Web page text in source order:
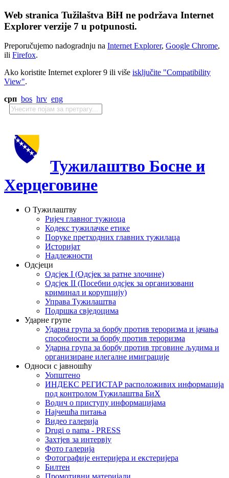
Web stranica Tužilaštva BiH ne podržava Internet
Explorer verzije 7 u potpunosti.
Preporučujemo nadogradnju na Internet Explorer, Google Chrome,
ili Firefox.
Ako koristite Internet explorer 9 ili više isključite "Compatibility
View".
срп bos hrv eng
Тужилаштво Босне и
Херцеговине
О Тужилаштву
Ријеч главног тужиоца
Кодекс тужилачке етике
Поруке претходних главних тужилаца
Историјат
Надлежности
Одсјеци
Одсјек I (Одсјек за ратне злочине)
Одсјек II (Посебни одсјек за организовани
криминал и корупцију)
Управа Тужилаштва
Подршка свједоцима
Ударне групе
Ударна група за борбу против тероризма и јачања
способности за борбу против тероризма
Ударна група за борбу против трговине људима и
организиране илегалне имиграције
Односи с јавношћу
Уопштено
ИНДЕКС РЕГИСТАР расположивих информација
под контролом Тужилаштва БиХ
Водич о приступу информацијама
Најчешћа питања
Видео галерија
Drugi o nama - PRESS
Захтјев за интервју
Фото галерија
Фотографије ентеријера и екстеријера
Билтен